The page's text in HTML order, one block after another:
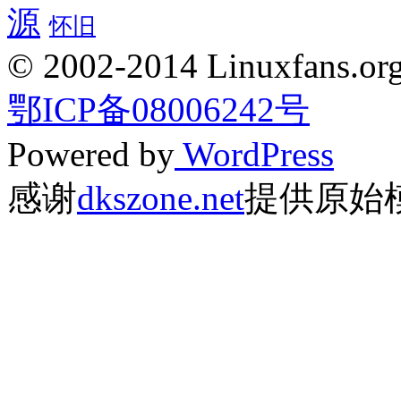
源 怀旧
© 2002-2014
鄂ICP备08006242号
Powered by WordPress
感谢dkszone.net提供原始